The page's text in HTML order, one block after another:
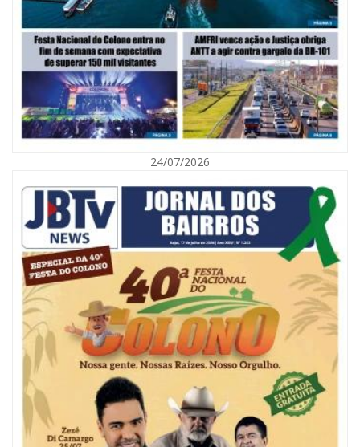
07/08/2026 | 07:00
Saúde de BC promove mutirão de DIU e Implanon na UBS Municípios
neste sábado
POLÍTICA
24/07/2026